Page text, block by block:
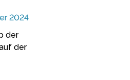
2024
der
der